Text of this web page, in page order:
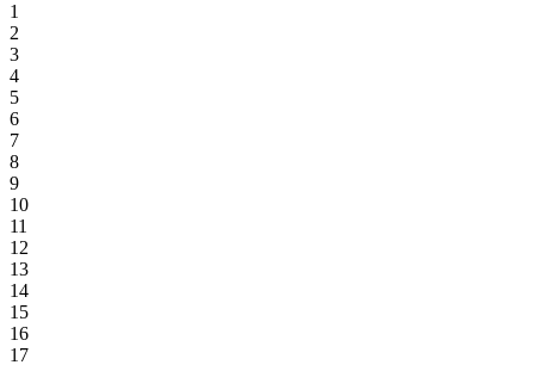
1
2
3
4
5
6
7
8
9
10
11
12
13
14
15
16
17